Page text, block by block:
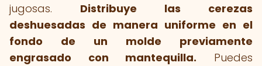
jugosas. Distribuye las cerezas
deshuesadas de manera uniforme en el
fondo de un molde previamente
engrasado con mantequilla. Puedes